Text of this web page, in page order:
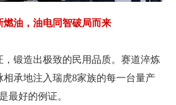
燃油，油电同智破局而来
，锻造出极致的民用品质。赛道淬炼
相承地注入瑞虎8家族的每一台量产
最好的例证。